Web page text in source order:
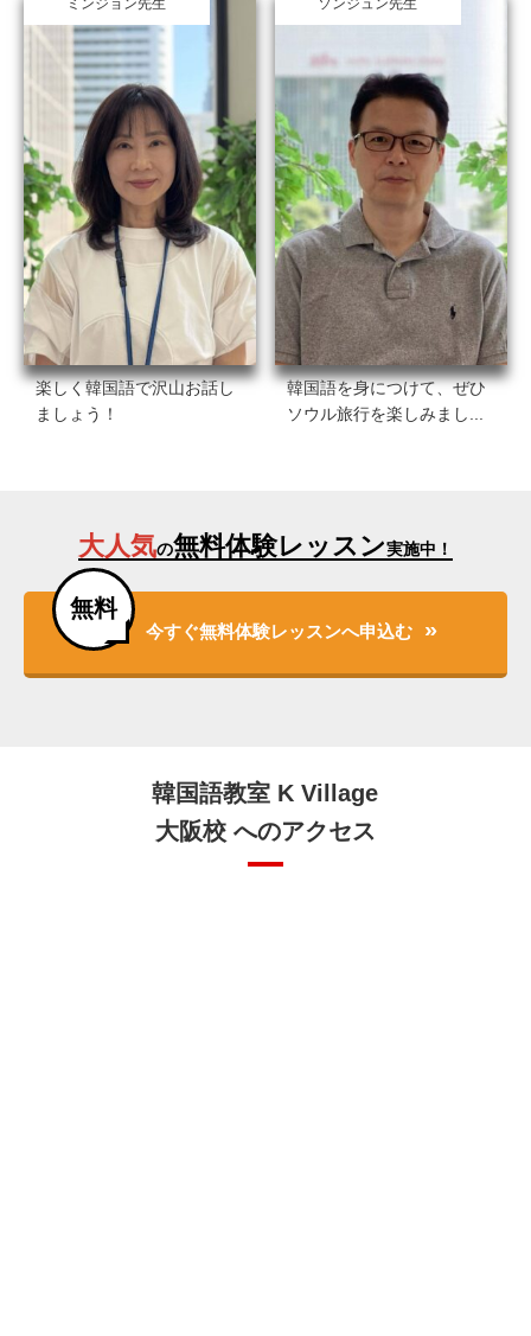
ミンジョン先生
楽しく韓国語で沢山お話し
ましょう！
ソンジュン先生
韓国語を身につけて、ぜひ
ソウル旅行を楽しみまし...
大人気の無料体験レッスン実施中！
無料
今すぐ無料体験レッスンへ申込む
韓国語教室 K Village
大阪校 へのアクセス